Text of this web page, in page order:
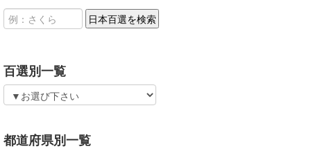
百選別一覧
都道府県別一覧